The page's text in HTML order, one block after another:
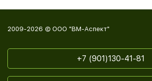
2009-2026 © ООО "ВМ-Аспект"
+7 (901)130-41-81